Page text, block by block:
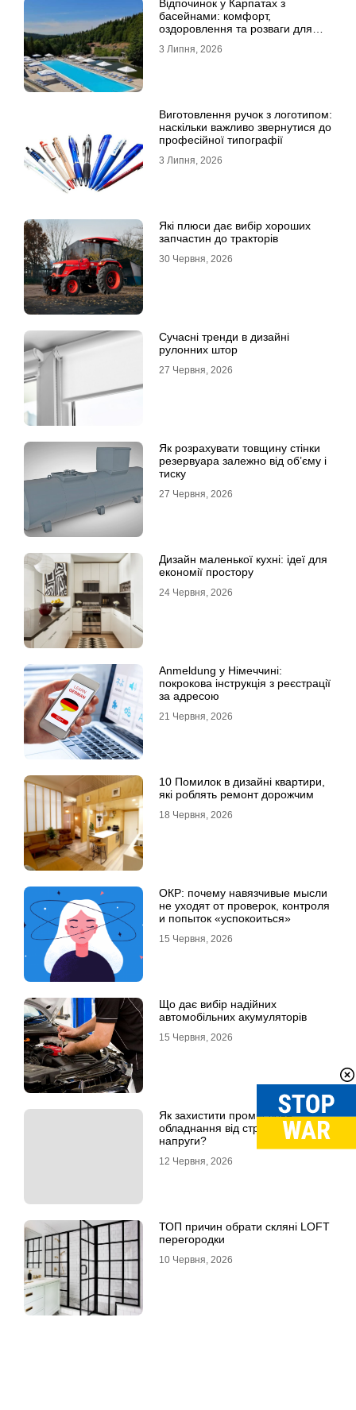
Відпочинок у Карпатах з
басейнами: комфорт,
оздоровлення та розваги для
3 Липня, 2026
Виготовлення ручок з логотипом:
наскільки важливо звернутися до
професійної типографії
3 Липня, 2026
Які плюси дає вибір хороших
запчастин до тракторів
30 Червня, 2026
Сучасні тренди в дизайні
рулонних штор
27 Червня, 2026
Як розрахувати товщину стінки
резервуара залежно від об’єму і
тиску
27 Червня, 2026
Дизайн маленької кухні: ідеї для
економії простору
24 Червня, 2026
Anmeldung у Німеччині:
покрокова інструкція з реєстрації
за адресою
21 Червня, 2026
10 Помилок в дизайні квартири,
які роблять ремонт дорожчим
18 Червня, 2026
ОКР: почему навязчивые мысли
не уходят от проверок, контроля
и попыток «успокоиться»
15 Червня, 2026
Що дає вибір надійних
автомобільних акумуляторів
15 Червня, 2026
Як захистити промислове
обладнання від стрибків
напруги?
12 Червня, 2026
ТОП причин обрати скляні LOFT
перегородки
10 Червня, 2026